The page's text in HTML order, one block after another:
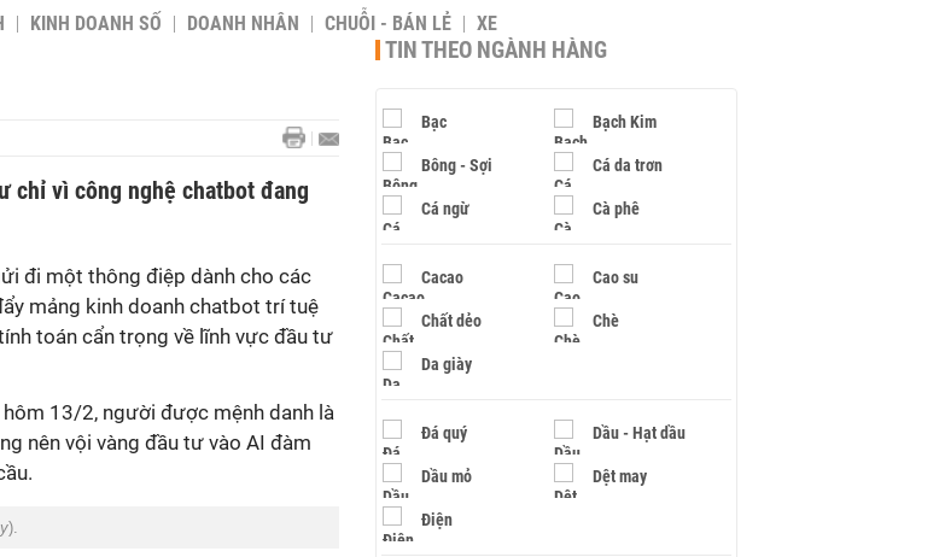
KINH DOANH SỐ DOANH NHÂN CHUỖI - BÁN LẺ XE
chỉ vì công nghệ chatbot đang
đi một thông điệp dành cho các
mảng kinh doanh chatbot trí tuệ
toán cẩn trọng về lĩnh vực đầu tư
13/2, người được mệnh danh là
nên vội vàng đầu tư vào AI đàm
).
TIN THEO NGÀNH HÀNG
Bạc Bạch Kim
Bông - Sợi Cá da trơn
Cá ngừ Cà phê
Cacao Cao su
Chất dẻo Chè
Da giày
Đá quý Dầu - Hạt dầu
Dầu mỏ Dệt may
Điện